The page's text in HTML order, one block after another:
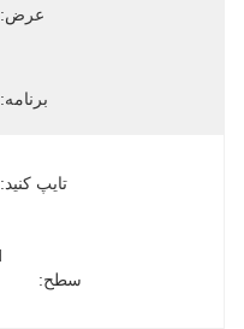
عرض:
برنامه:
تایپ کنید:
سطح: